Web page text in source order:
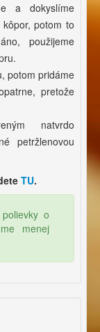
a dokyslíme
potom to
použijeme
potom pridáme
pretože
natvrdo
petržlenovou
TU.
o
menej